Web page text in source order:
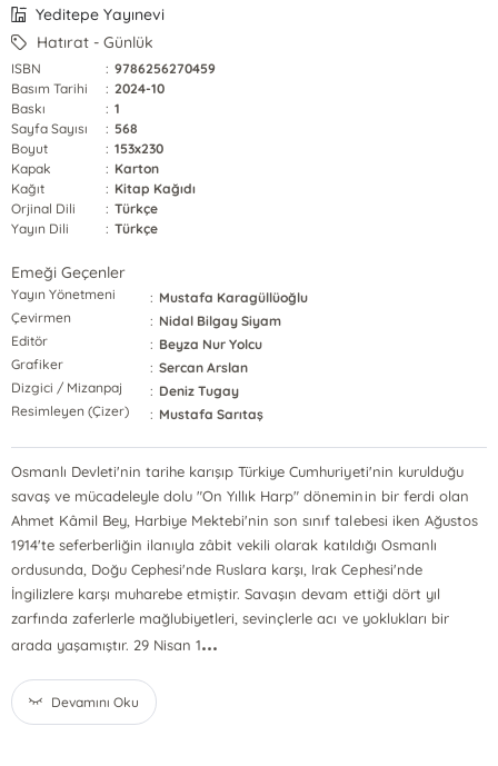
Yeditepe Yayınevi
Hatırat - Günlük
ISBN : 9786256270459
Basım Tarihi
: 2024-10
Baskı
: 1
Sayfa Sayısı
: 568
Boyut
: 153x230
Kapak
: Karton
Kağıt
: Kitap Kağıdı
Orjinal Dili
: Türkçe
Yayın Dili
: Türkçe
Emeği Geçenler
Yayın Yönetmeni : Mustafa Karagüllüoğlu
Çevirmen
: Nidal Bilgay Siyam
Editör
: Beyza Nur Yolcu
Grafiker
: Sercan Arslan
Dizgici / Mizanpaj
: Deniz Tugay
Resimleyen (Çizer)
: Mustafa Sarıtaş
Osmanlı Devleti'nin tarihe karışıp Türkiye Cumhuriyeti'nin kurulduğu
savaş ve mücadeleyle dolu "On Yıllık Harp" döneminin bir ferdi olan
Ahmet Kâmil Bey, Harbiye Mektebi'nin son sınıf talebesi iken Ağustos
1914'te seferberliğin ilanıyla zâbit vekili olarak katıldığı Osmanlı
ordusunda, Doğu Cephesi'nde Ruslara karşı, Irak Cephesi'nde
İngilizlere karşı muharebe etmiştir. Savaşın devam ettiği dört yıl
zarfında zaferlerle mağlubiyetleri, sevinçlerle acı ve yoklukları bir
arada yaşamıştır. 29 Nisan 1...
Devamını Oku